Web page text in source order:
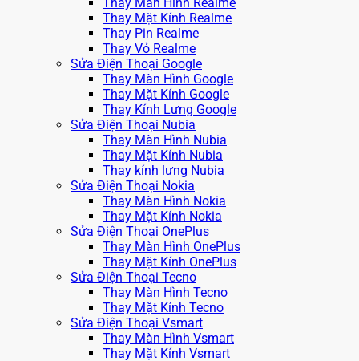
Thay Màn Hình Realme
Thay Mặt Kính Realme
Thay Pin Realme
Thay Vỏ Realme
Sửa Điện Thoại Google
Thay Màn Hình Google
Thay Mặt Kính Google
Thay Kính Lưng Google
Sửa Điện Thoại Nubia
Thay Màn Hình Nubia
Thay Mặt Kính Nubia
Thay kính lưng Nubia
Sửa Điện Thoại Nokia
Thay Màn Hình Nokia
Thay Mặt Kính Nokia
Sửa Điện Thoại OnePlus
Thay Màn Hình OnePlus
Thay Mặt Kính OnePlus
Sửa Điện Thoại Tecno
Thay Màn Hình Tecno
Thay Mặt Kính Tecno
Sửa Điện Thoại Vsmart
Thay Màn Hình Vsmart
Thay Mặt Kính Vsmart